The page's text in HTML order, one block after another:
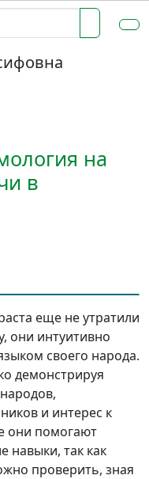
на
в
еще не утратили
они интуитивно
своего народа.
демонстрируя
и интерес к
они помогают
навыки, так как
проверить, зная